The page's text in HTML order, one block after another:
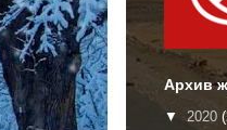
Архив
▼ 2020